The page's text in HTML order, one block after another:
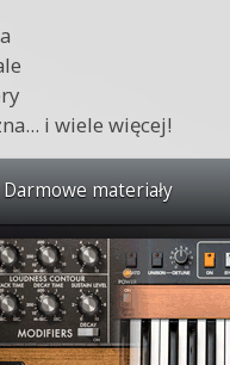
i wiele więcej!
Darmowe materiały